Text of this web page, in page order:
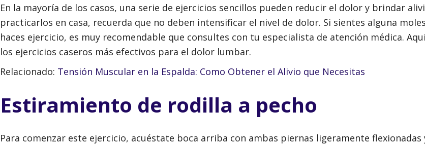
En la mayoría de los casos, una serie de ejercicios sencillos pueden reducir el dolor y brindar
practicarlos en casa, recuerda que no deben intensificar el nivel de dolor. Si sientes alguna
haces ejercicio, es muy recomendable que consultes con tu especialista de atención médica.
los ejercicios caseros más efectivos para el dolor lumbar.
Relacionado: Tensión Muscular en la Espalda: Como Obtener el Alivio que Necesitas
Estiramiento de rodilla a pecho
Para comenzar este ejercicio, acuéstate boca arriba con ambas piernas ligeramente flexionadas